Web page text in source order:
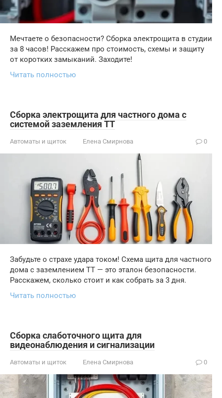
Мечтаете о безопасности? Сборка электрощита в студии
за 8 часов! Расскажем про стоимость, схемы и защиту
от коротких замыканий. Заходите!
Читать полностью
Сборка электрощита для частного дома с
системой заземления TT
Автоматы и щиток Елена Смирнова 0
Забудьте о страхе удара током! Схема щита для частного
дома с заземлением TT — это эталон безопасности.
Расскажем, сколько стоит и как собрать за 3 дня.
Читать полностью
Сборка слаботочного щита для
видеонаблюдения и сигнализации
Автоматы и щиток Елена Смирнова 0